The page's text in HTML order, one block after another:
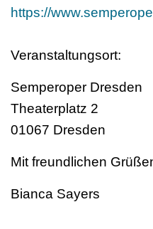
https://
Veranstaltungsort:
Semperoper Dresden
Theaterplatz 2
01067 Dresden
Mit freundlichen
Bianca Sayers